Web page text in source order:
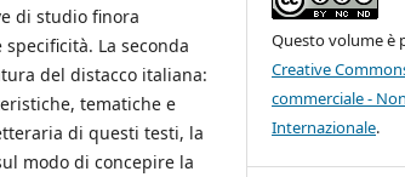
di studio finora
La seconda
del distacco italiana:
tematiche e
di questi testi, la
modo di concepire la
Questo volume è
Creative
commerciale -
Internazionale.